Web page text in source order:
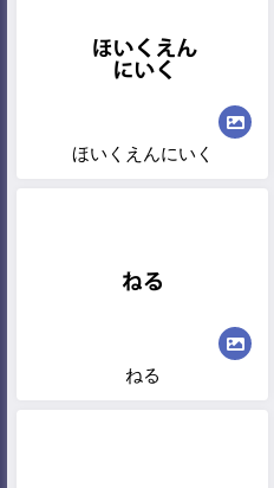
ほいくえんにいく
ねる